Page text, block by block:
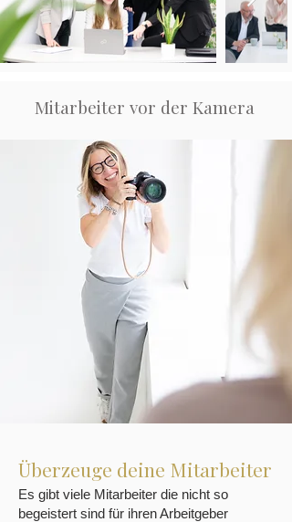
Mitarbeiter vor der Kamera
Überzeuge deine Mitarbeiter
Es gibt viele Mitarbeiter die nicht so
begeistert sind für ihren Arbeitgeber